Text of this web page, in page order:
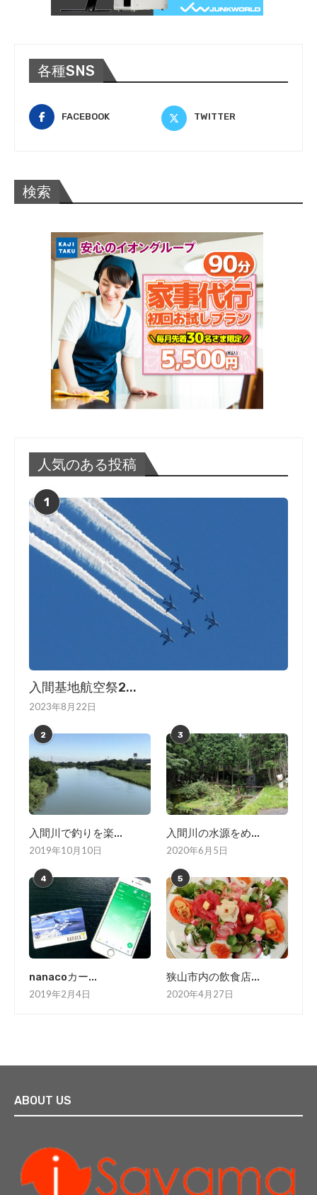
各種SNS
FACEBOOK TWITTER
検索
人気のある投稿
1
入間基地航空祭2...
2023年8月22日
2
入間川で釣りを楽...
2019年10月10日
3
入間川の水源をめ...
2020年6月5日
4
nanacoカー...
2019年2月4日
5
狭山市内の飲食店...
2020年4月27日
ABOUT US